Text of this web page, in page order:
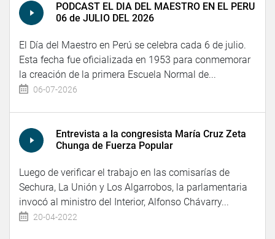
PODCAST EL DIA DEL MAESTRO EN EL PERU
06 de JULIO DEL 2026
El Día del Maestro en Perú se celebra cada 6 de julio.
Esta fecha fue oficializada en 1953 para conmemorar
la creación de la primera Escuela Normal de...
06-07-2026
Entrevista a la congresista María Cruz Zeta
Chunga de Fuerza Popular
Luego de verificar el trabajo en las comisarías de
Sechura, La Unión y Los Algarrobos, la parlamentaria
invocó al ministro del Interior, Alfonso Chávarry...
20-04-2022